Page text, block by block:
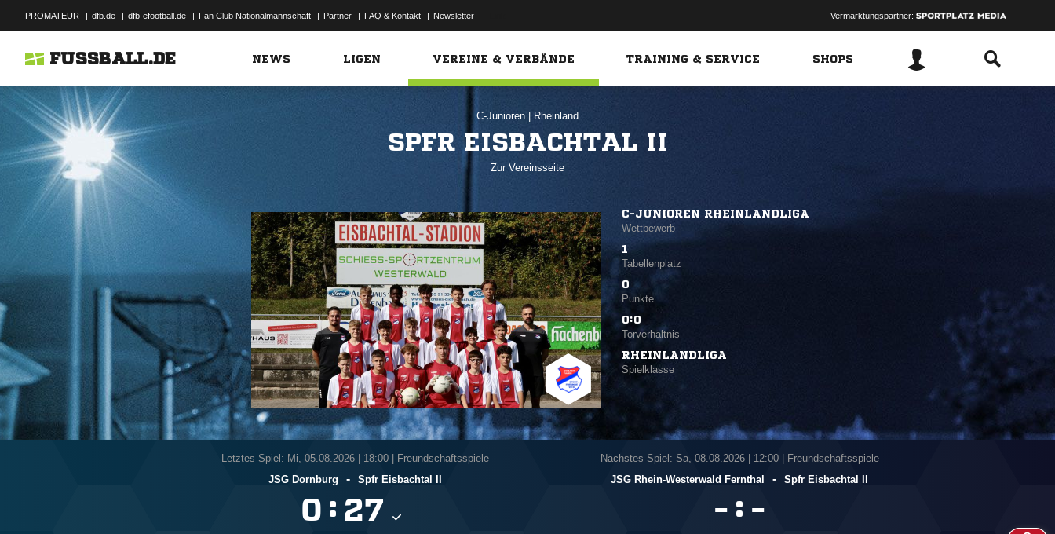
PROMATEUR | dfb.de | dfb-efootball.de | Fan Club Nationalmannschaft | Partner | FAQ & Kontakt | Newsletter Vermarktungspartner:
FUSSBALL.DE NEWS LIGEN VEREINE & VERBÄNDE TRAINING & SERVICE SHOPS
C-Junioren Rheinland
SPFR EISBACHTAL II
Zur Vereinsseite
C-JUNIOREN RHEINLANDLIGA
Wettbewerb
1
Tabellenplatz
0
Punkte
0:0
Torverhältnis
RHEINLANDLIGA
Spielklasse
Letztes Spiel: Mi, 05.08.2026| 18:00 | Freundschaftsspiele
JSG Dornburg
- Spfr Eisbachtal II
 : 
Nächstes Spiel: Sa, 08.08.2026| 12:00 | Freundschaftsspiele
JSG Rhein-Westerwald Fernthal
- Spfr Eisbachtal II
 : 